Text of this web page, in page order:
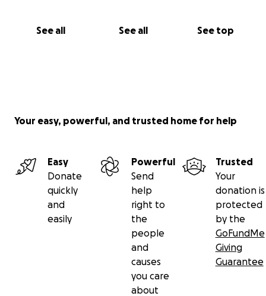
See all See all See top
Your easy, powerful, and trusted home for help
Easy
Donate
quickly
and
easily
Powerful
Send
help
right to
the
people
and
causes
you care
about
Trusted
Your
donation is
protected
by the
GoFundMe
Giving
Guarantee